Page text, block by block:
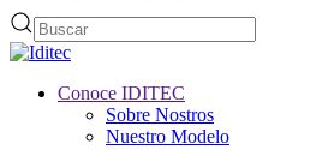
Conoce IDITEC
Sobre Nostros
Nuestro Modelo